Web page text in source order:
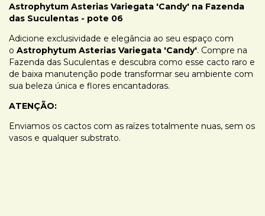
Astrophytum Asterias Variegata 'Candy' na Fazenda
das Suculentas - pote 06
Adicione exclusividade e elegância ao seu espaço com
o Astrophytum Asterias Variegata 'Candy'. Compre na
Fazenda das Suculentas e descubra como esse cacto raro e
de baixa manutenção pode transformar seu ambiente com
sua beleza única e flores encantadoras.
ATENÇÃO:
Enviamos os cactos com as raízes totalmente nuas, sem os
vasos e qualquer substrato.